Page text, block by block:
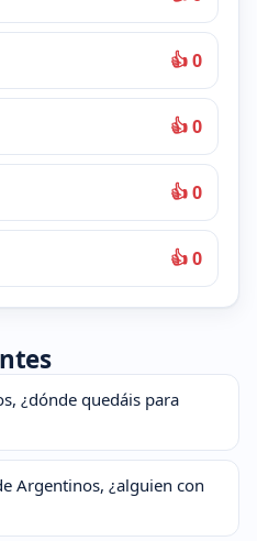
👍 0
👍 0
👍 0
👍 0
¿dónde quedáis para
Argentinos, ¿alguien con